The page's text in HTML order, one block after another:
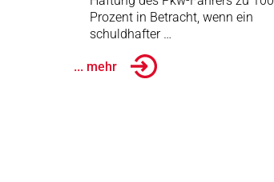
Prozent in Betracht, wenn ein
schuldhafter …
... mehr